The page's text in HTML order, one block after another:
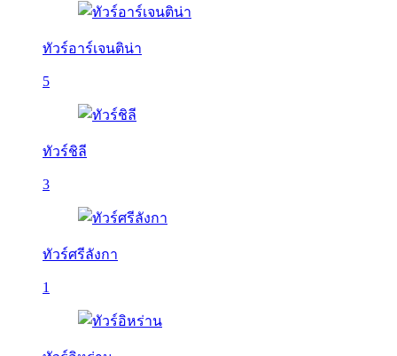
ทัวร์อาร์เจนติน่า
5
ทัวร์ชิลี
3
ทัวร์ศรีลังกา
1